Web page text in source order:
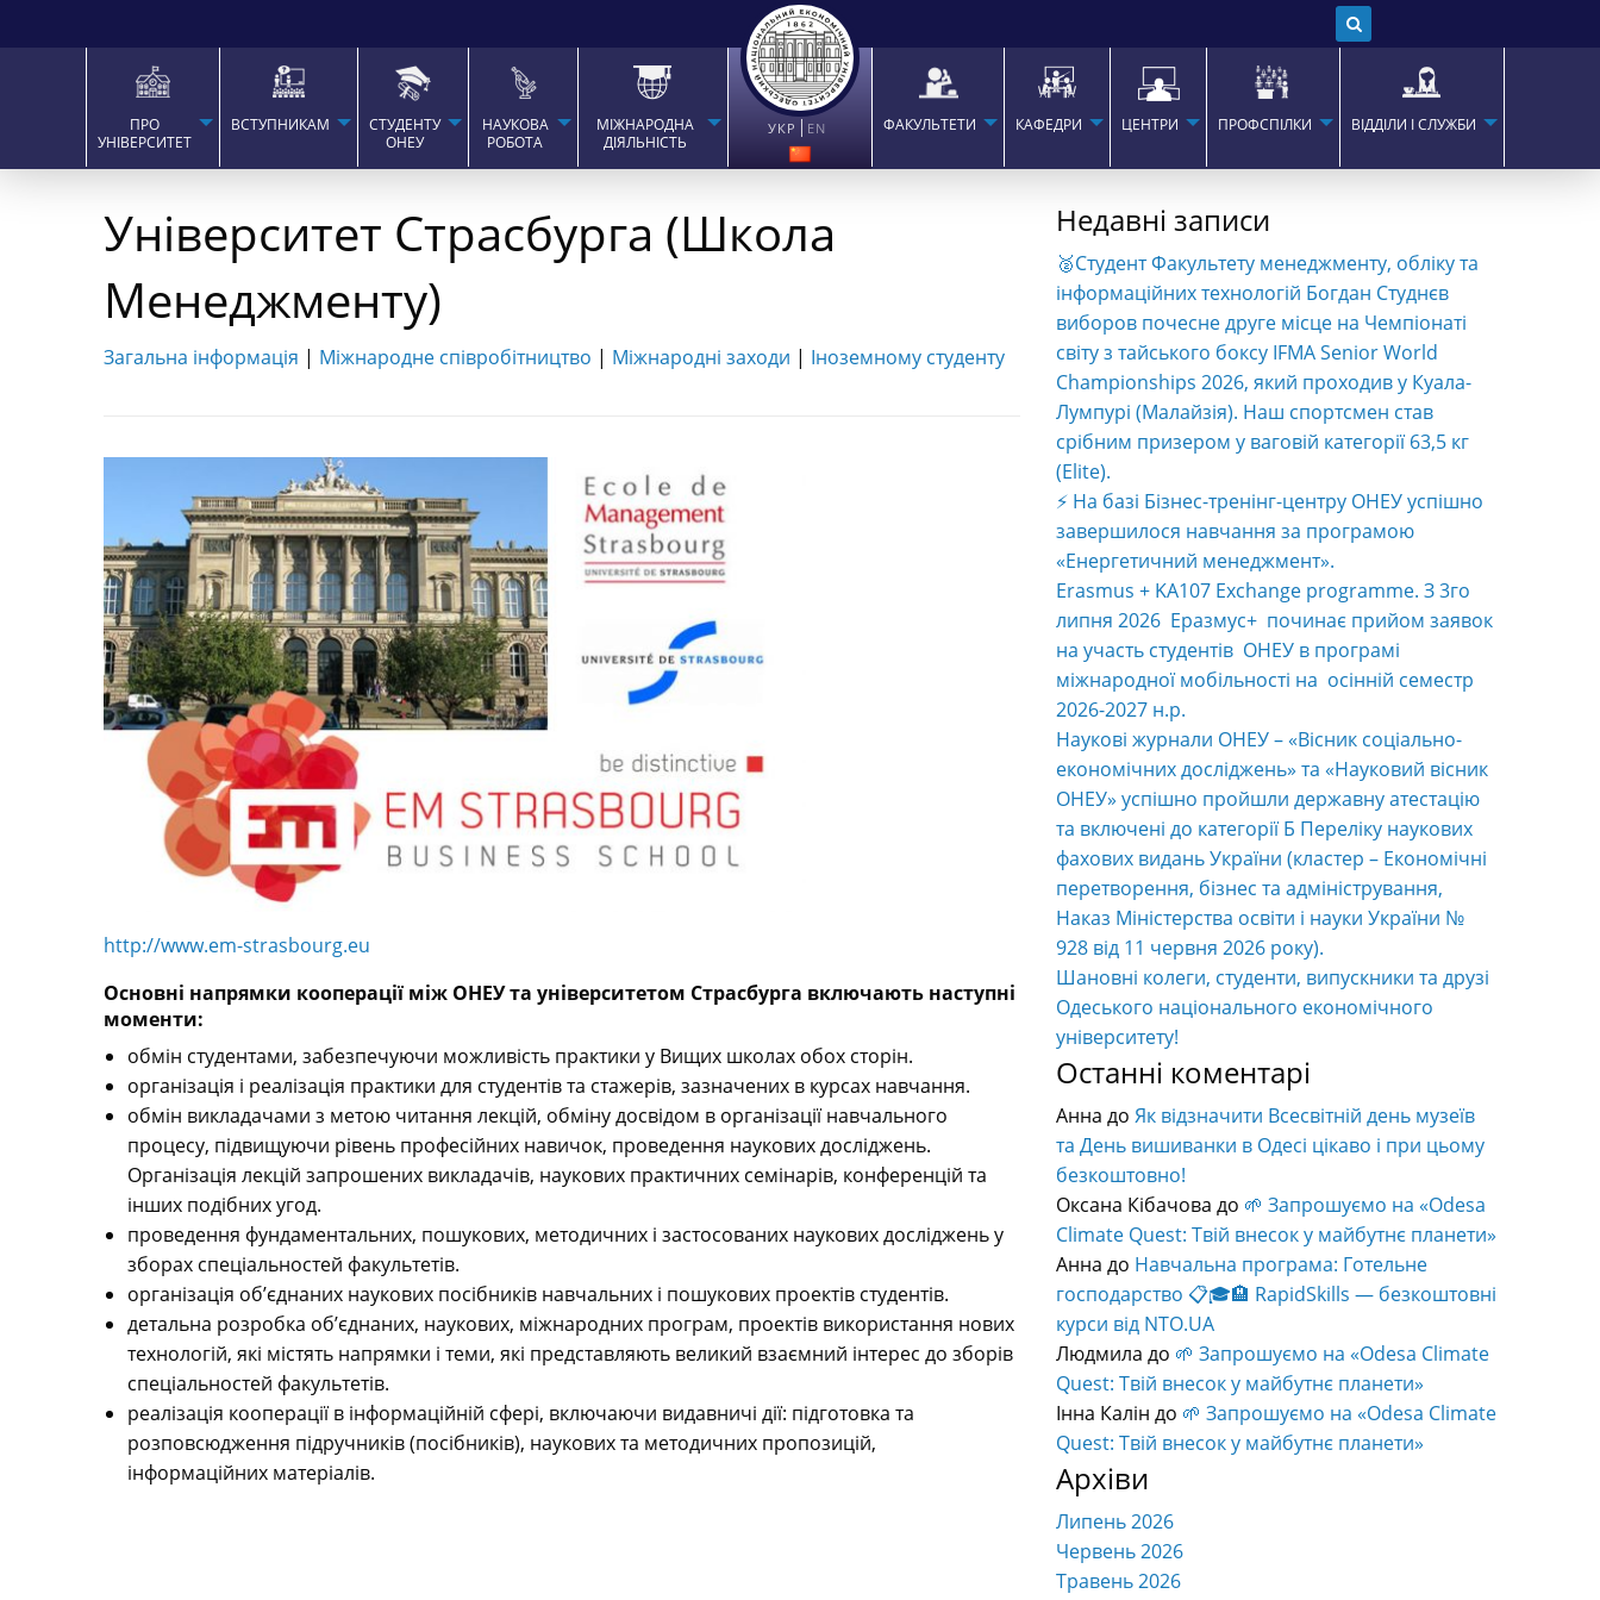
ПРО
УНІВЕРСИТЕТ
ВСТУПНИКАМ
СТУДЕНТУ
ОНЕУ
НАУКОВА
РОБОТА
МІЖНАРОДНА
ДІЯЛЬНІСТЬ
УКР EN ФАКУЛЬТЕТИ КАФЕДРИ ЦЕНТРИ ПРОФСПІЛКИ ВІДДІЛИ І СЛУЖБИ
Університет Cтрасбурга (Школа
Менеджменту)
Загальна інформація | Міжнародне співробітництво | Міжнародні заходи | Іноземному студенту
http://www.em-strasbourg.eu
Oсновні напрямки кооперації між ОНЕУ та університетом Страсбурга включають наступні
моменти:
обмін студентами, забезпечуючи можливість практики у Вищих школах обох сторін.
організація і реалізація практики для студентів та стажерів, зазначених в курсах навчання.
обмін викладачами з метою читання лекцій, обміну досвідом в організації навчального
процесу, підвищуючи рівень професійних навичок, проведення наукових досліджень.
Організація лекцій запрошених викладачів, наукових практичних семінарів, конференцій та
інших подібних угод.
проведення фундаментальних, пошукових, методичних і застосованих наукових досліджень у
зборах спеціальностей факультетів.
організація об’єднаних наукових посібників навчальних і пошукових проектів студентів.
детальна розробка об’єднаних, наукових, міжнародних програм, проектів використання нових
технологій, які містять напрямки і теми, які представляють великий взаємний інтерес до зборів
спеціальностей факультетів.
реалізація кооперації в інформаційній сфері, включаючи видавничі дії: підготовка та
розповсюдження підручників (посібників), наукових та методичних пропозицій,
інформаційних матеріалів.
Недавні записи
🥈Студент Факультету менеджменту, обліку та
інформаційних технологій Богдан Студнєв
виборов почесне друге місце на Чемпіонаті
світу з тайського боксу IFMA Senior World
Championships 2026, який проходив у Куала-
Лумпурі (Малайзія). Наш спортсмен став
срібним призером у ваговій категорії 63,5 кг
(Elite).
⚡️ На базі Бізнес-тренінг-центру ОНЕУ успішно
завершилося навчання за програмою
«Енергетичний менеджмент».
Erasmus + KA107 Exchange programme. З 3го
липня 2026 Еразмус+ починає прийом заявок
на участь студентів ОНЕУ в програмі
міжнародної мобільності на осінній семестр
2026-2027 н.р.
Наукові журнали ОНЕУ – «Вісник соціально-
економічних досліджень» та «Науковий вісник
ОНЕУ» успішно пройшли державну атестацію
та включені до категорії Б Переліку наукових
фахових видань України (кластер – Економічні
перетворення, бізнес та адміністрування,
Наказ Міністерства освіти і науки України №
928 від 11 червня 2026 року).
Шановні колеги, студенти, випускники та друзі
Одеського національного економічного
університету!
Останні коментарі
Анна доЯк відзначити Всесвітній день музеїв
та День вишиванки в Одесі цікаво і при цьому
безкоштовно!
Оксана Кібачова до 🌱 Запрошуємо на «Odesa
Climate Quest: Твій внесок у майбутнє планети»
Анна до Навчальна програма: Готельне
господарство 📋🎓🏨 RapidSkills — безкоштовні
курси від NTO.UA
Людмила до 🌱 Запрошуємо на «Odesa Climate
Quest: Твій внесок у майбутнє планети»
Інна Калін до 🌱 Запрошуємо на «Odesa Climate
Quest: Твій внесок у майбутнє планети»
Архіви
Липень 2026
Червень 2026
Травень 2026